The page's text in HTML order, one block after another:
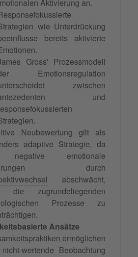
Aktivierung an.
wie Unterdrückung
bereits aktivierte
Gross' Prozessmodell
Emotionsregulation
zwischen
und
Neubewertung gilt als
adaptive Strategie, da
emotionale
durch
abschwächt,
die zugrundeliegenden
Prozesse zu
Ansätze
ermöglichen
wertende Beobachtung